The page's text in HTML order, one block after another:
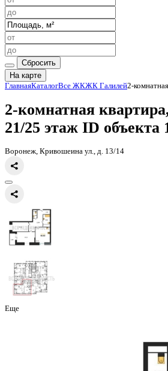
Сбросить
На карте
Главная КаталогВсе ЖКЖК Галилей
2-комнатная
21/25 этаж
Воронеж, Кривошеина ул., д. 13/14